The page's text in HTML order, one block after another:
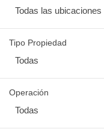
Todas las ubicaciones
Tipo Propiedad
Todas
Operación
Todas